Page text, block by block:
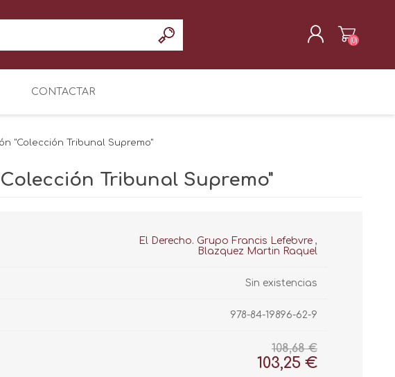
(0)
CONTACTAR
"Colección Tribunal Supremo"
Tribunal Supremo"
El Derecho. Grupo Francis Lefebvre ,
Blazquez Martin Raquel
Sin existencias
978-84-19896-62-9
108,68 €
103,25 €